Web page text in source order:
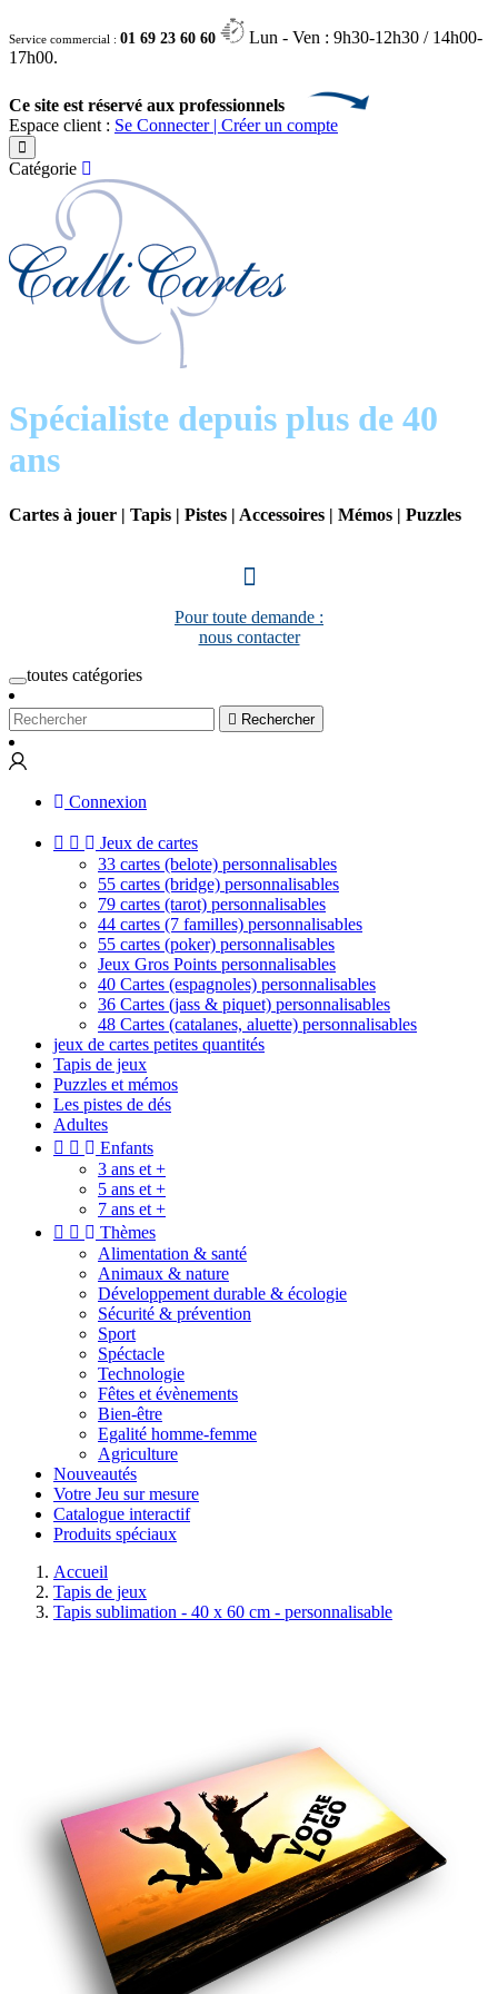
Service commercial : 01 69 23 60 60
Lun - Ven : 9h30-12h30 / 14h00-
17h00.
Ce site est réservé aux professionnels
Espace client : Se Connecter | Créer un compte
Catégorie
Spécialiste depuis plus de 40
ans
Cartes à jouer | Tapis | Pistes | Accessoires | Mémos | Puzzles
Pour toute demande :
nous contacter
toutes catégories
 Rechercher
Connexion
 
Jeux de cartes
33 cartes (belote) personnalisables
55 cartes (bridge) personnalisables
79 cartes (tarot) personnalisables
44 cartes (7 familles) personnalisables
55 cartes (poker) personnalisables
Jeux Gros Points personnalisables
40 Cartes (espagnoles) personnalisables
36 Cartes (jass & piquet) personnalisables
48 Cartes (catalanes, aluette) personnalisables
jeux de cartes petites quantités
Tapis de jeux
Puzzles et mémos
Les pistes de dés
Adultes
 
Enfants
3 ans et +
5 ans et +
7 ans et +
 
Thèmes
Alimentation & santé
Animaux & nature
Développement durable & écologie
Sécurité & prévention
Sport
Spéctacle
Technologie
Fêtes et évènements
Bien-être
Egalité homme-femme
Agriculture
Nouveautés
Votre Jeu sur mesure
Catalogue interactif
Produits spéciaux
Accueil
Tapis de jeux
Tapis sublimation - 40 x 60 cm - personnalisable